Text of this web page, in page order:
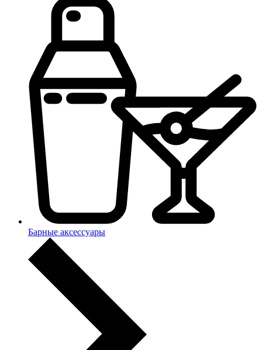
Барные аксессуары